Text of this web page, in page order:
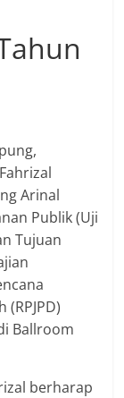
Arinal
Publik (Uji
Tujuan
Ballroom
berharap